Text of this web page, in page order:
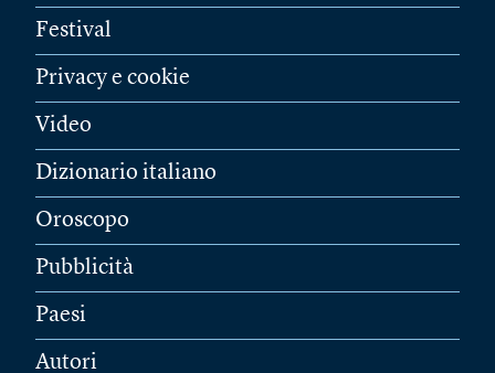
Festival
Privacy e cookie
Video
Dizionario italiano
Oroscopo
Pubblicità
Paesi
Autori